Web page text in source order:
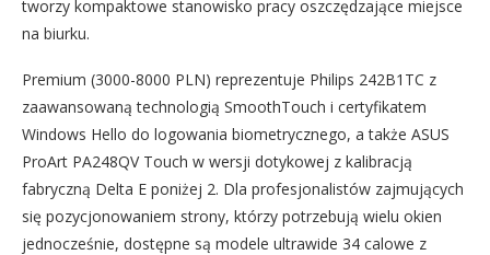
tworzy kompaktowe stanowisko pracy oszczędzające miejsce
na biurku.
Premium (3000-8000 PLN) reprezentuje Philips 242B1TC z
zaawansowaną technologią SmoothTouch i certyfikatem
Windows Hello do logowania biometrycznego, a także ASUS
ProArt PA248QV Touch w wersji dotykowej z kalibracją
fabryczną Delta E poniżej 2. Dla profesjonalistów zajmujących
się pozycjonowaniem strony, którzy potrzebują wielu okien
jednocześnie, dostępne są modele ultrawide 34 calowe z